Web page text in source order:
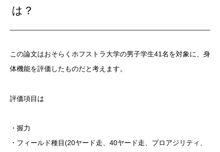
は？
この論文はおそらくホフストラ大学の男子学生41名を対象に、身
体機能を評価したものだと考えます。
評価項目は
・握力
・フィールド種目(20ヤード走、40ヤード走、プロアジリティ、